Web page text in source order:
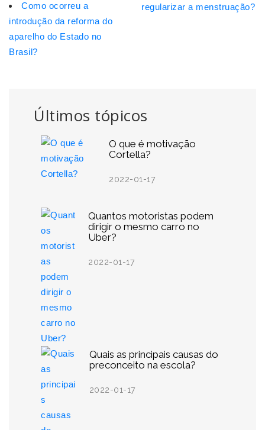
Últimos tópicos
O que é motivação
Cortella?
2022-01-17
Quantos motoristas podem
dirigir o mesmo carro no
Uber?
2022-01-17
Quais as principais causas do
preconceito na escola?
2022-01-17
Como ocorreu a
introdução da reforma do
aparelho do Estado no
Brasil?
regularizar a menstruação?